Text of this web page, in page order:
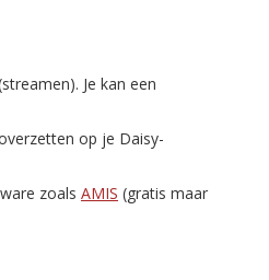
Je kan een
op je Daisy-
zoals AMIS (gratis maar